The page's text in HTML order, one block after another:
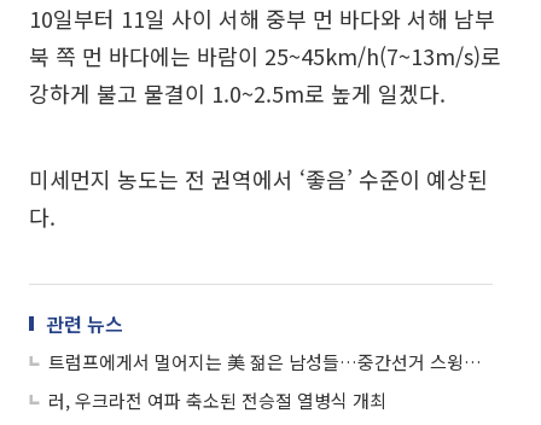
10일부터 11일 사이 서해 중부 먼 바다와 서해 남부
북 쪽 먼 바다에는 바람이 25~45km/h(7~13m/s)로
강하게 불고 물결이 1.0~2.5m로 높게 일겠다.
미세먼지 농도는 전 권역에서 ‘좋음’ 수준이 예상된
다.
관련 뉴스
트럼프에게서 멀어지는 美 젊은 남성들…중간선거 스윙보터로 부상
러, 우크라전 여파 축소된 전승절 열병식 개최